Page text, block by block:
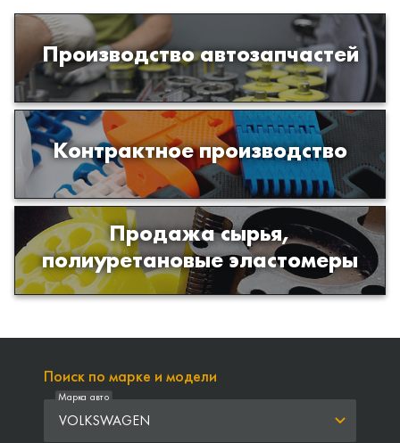
Производство автозапчастей
Разработка и производство деталей
из эластомеров для подвески
автомобиля
Контрактное производство
Производство изделий из пластиков
и полимеров по образцам либо
чертежам заказчика
Продажа сырья,
полиуретановые эластомеры
Продажа сырья для производства
изделий из полиуретана
Поиск по марке и модели
VOLKSWAGEN
Марка авто